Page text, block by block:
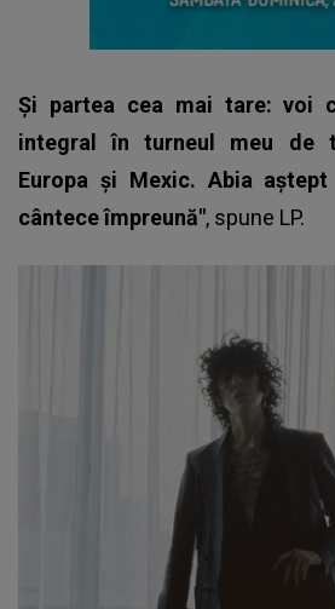
Și partea cea mai tare: voi
integral în turneul meu de
Europa și Mexic. Abia
cântece împreună", spune LP.